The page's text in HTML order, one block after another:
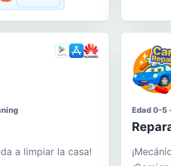
a limpiar la casa!
Edad 0-5